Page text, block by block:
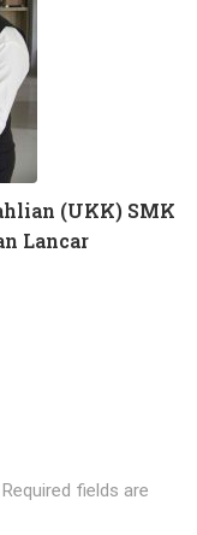
(UKK) SMK
Lancar
Required fields are